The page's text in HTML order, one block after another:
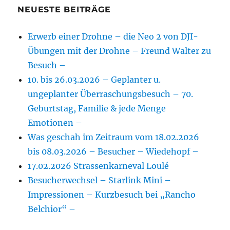
NEUESTE BEITRÄGE
Erwerb einer Drohne – die Neo 2 von DJI-
Übungen mit der Drohne – Freund Walter zu
Besuch –
10. bis 26.03.2026 – Geplanter u.
ungeplanter Überraschungsbesuch – 70.
Geburtstag, Familie & jede Menge
Emotionen –
Was geschah im Zeitraum vom 18.02.2026
bis 08.03.2026 – Besucher – Wiedehopf –
17.02.2026 Strassenkarneval Loulé
Besucherwechsel – Starlink Mini –
Impressionen – Kurzbesuch bei „Rancho
Belchior“ –